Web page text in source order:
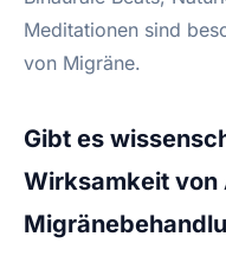
Meditationen sind
von Migräne.
Gibt es
Wirksamkeit von